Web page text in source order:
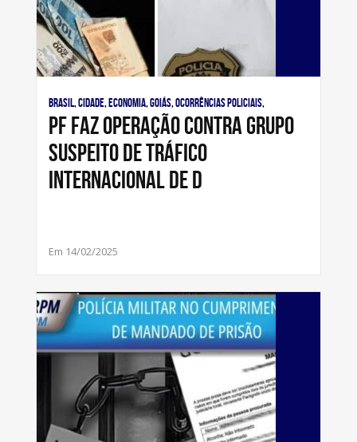
Brasil, Cidade, Economia, Goiás, Ocorrências Policiais,
PF faz operação contra grupo
suspeito de tráfico
internacional de d
Em 14/02/2025